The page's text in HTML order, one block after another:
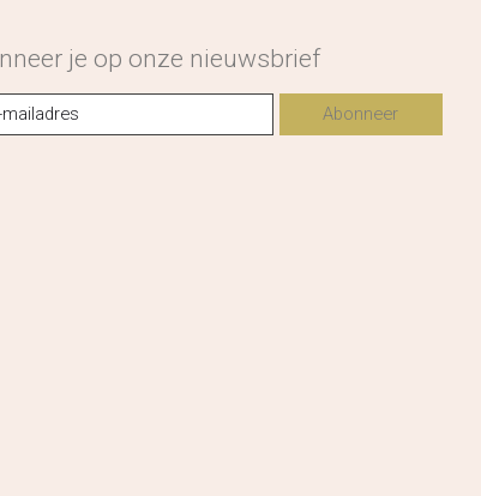
je op onze nieuwsbrief
Abonneer